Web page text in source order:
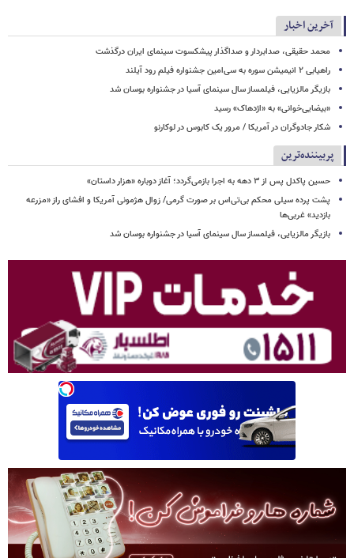
آخرین اخبار
محمد حقیقی، صدابردار و صداگذار پیشکسوت سینمای ایران درگذشت
راهیابی ۲ انیمیشن سوره به سی‌امین جشنواره فیلم رود آیلند
بازیگر مالزیایی، فیلمساز سال سینمای آسیا در جشنواره بوسان شد
«بیضایی‌خوانی» به «اژدهاک» رسید
شکار جادوگران در آمریکا / مرور یک کابوس در لوکارنو
پربیننده‌ترین
حسین پاکدل پس از ۳ دهه به اجرا بازمی‌گردد؛ آغاز دوباره «هزار داستان»
پشت پرده سیلی محکم بی‌تی‌اس بر صورت گرمی/ زوال هژمونی آمریکا و افشای راز «مزرعه
بازدید» غربی‌ها
بازیگر مالزیایی، فیلمساز سال سینمای آسیا در جشنواره بوسان شد